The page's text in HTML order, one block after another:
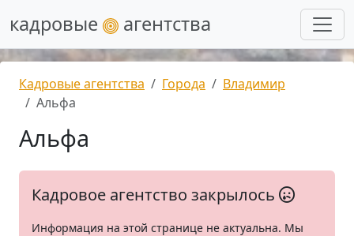
кадровые агентства
Кадровые агентства Города
Владимир
Альфа
Альфа
Кадровое агентство закрылось
Информация на этой странице не актуальна. Мы